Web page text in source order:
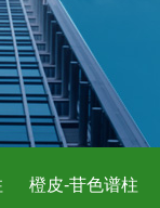
橙皮-苷色谱柱